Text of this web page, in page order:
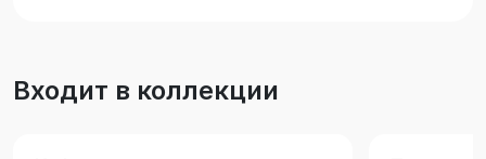
Входит в коллекции